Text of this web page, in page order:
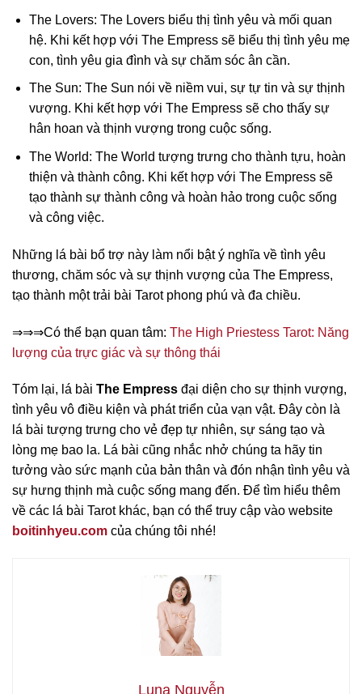
The Lovers: The Lovers biểu thị tình yêu và mối quan
hệ. Khi kết hợp với The Empress sẽ biểu thị tình yêu mẹ
con, tình yêu gia đình và sự chăm sóc ân cần.
The Sun: The Sun nói về niềm vui, sự tự tin và sự thịnh
vượng. Khi kết hợp với The Empress sẽ cho thấy sự
hân hoan và thịnh vượng trong cuộc sống.
The World: The World tượng trưng cho thành tựu, hoàn
thiện và thành công. Khi kết hợp với The Empress sẽ
tạo thành sự thành công và hoàn hảo trong cuộc sống
và công việc.
Những lá bài bổ trợ này làm nổi bật ý nghĩa về tình yêu
thương, chăm sóc và sự thịnh vượng của The Empress,
tạo thành một trải bài Tarot phong phú và đa chiều.
⇒⇒⇒Có thể bạn quan tâm: The High Priestess Tarot: Năng
lượng của trực giác và sự thông thái
Tóm lại, lá bài The Empress đại diện cho sự thịnh vượng,
tình yêu vô điều kiện và phát triển của vạn vật. Đây còn là
lá bài tượng trưng cho vẻ đẹp tự nhiên, sự sáng tạo và
lòng mẹ bao la. Lá bài cũng nhắc nhở chúng ta hãy tin
tưởng vào sức mạnh của bản thân và đón nhận tình yêu và
sự hưng thịnh mà cuộc sống mang đến. Để tìm hiểu thêm
về các lá bài Tarot khác, bạn có thể truy cập vào website
boitinhyeu.com của chúng tôi nhé!
Luna Nguyễn